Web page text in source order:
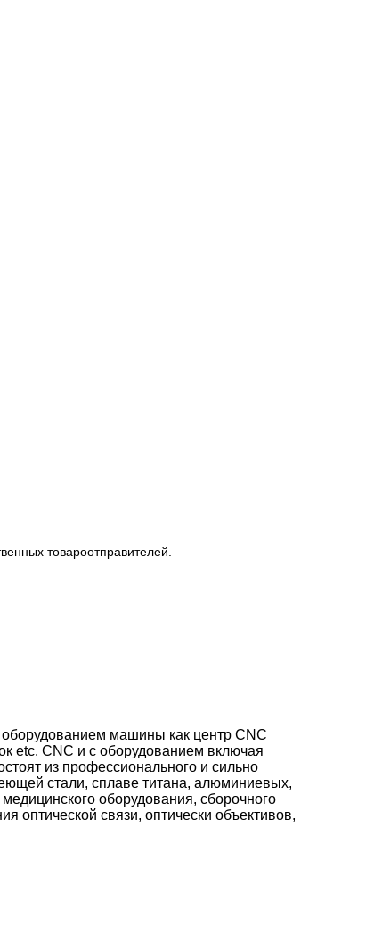
товароотправителей.
оборудованием машины как центр CNC
etc. CNC и с оборудованием включая
из профессионального и сильно
стали, сплаве титана, алюминиевых,
оборудования, сборочного
оптической связи, оптически объективов,